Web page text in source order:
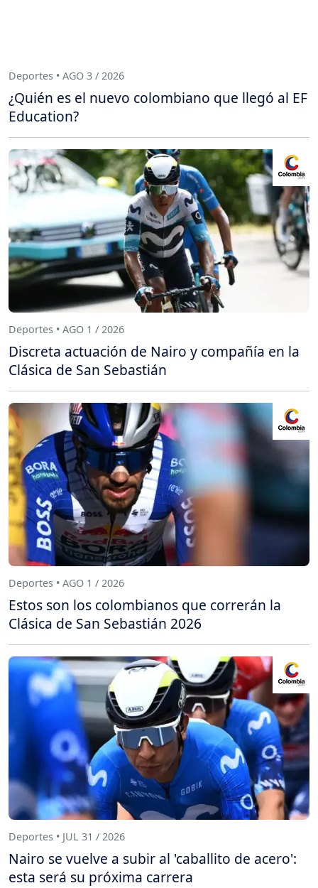
Deportes • AGO 3 / 2026
¿Quién es el nuevo colombiano que llegó al EF
Education?
Deportes • AGO 1 / 2026
Discreta actuación de Nairo y compañía en la
Clásica de San Sebastián
Deportes • AGO 1 / 2026
Estos son los colombianos que correrán la
Clásica de San Sebastián 2026
Deportes • JUL 31 / 2026
Nairo se vuelve a subir al 'caballito de acero':
esta será su próxima carrera